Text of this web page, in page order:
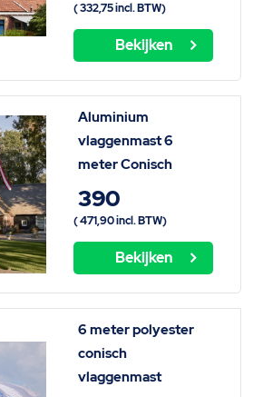
(332,75incl. BTW)
Bekijken
Aluminium
vlaggenmast 6
meter Conisch
390
(471,90incl. BTW)
Bekijken
6 meter polyester
conisch
vlaggenmast